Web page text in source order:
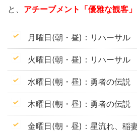
と、 アチーブメント「優雅な観客」
月曜日(朝・昼)：リハーサル
火曜日(朝・昼)：リハーサル
水曜日(朝・昼)：勇者の伝説
木曜日(朝・昼)：勇者の伝説
金曜日(朝・昼)：星流れ、稲